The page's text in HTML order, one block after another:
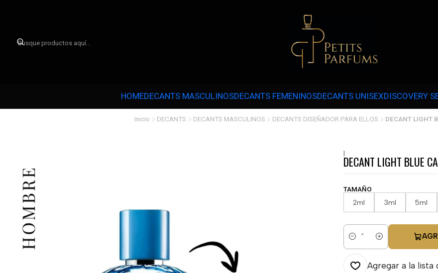
HOMEDECANTS MASCULINOSDECANTS FEMENINOSDECANTS UNISEXDISCOVERY
Inicio DECANTS DECANTS MASCULINOS DECANTS DISEÑADOR PARA ELLOS DECANT LIGHT
|
DECANT LIGHT BLUE
TAMAÑO
2ml 3ml 5ml
Cantidad
Agregar a la lista